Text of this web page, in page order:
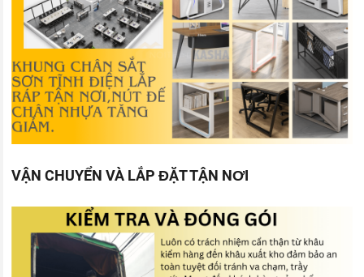
VẬN CHUYỂN VÀ LẮP ĐẶT TẬN NƠI